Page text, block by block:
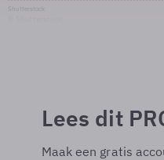
Lees dit
Maak een gratis